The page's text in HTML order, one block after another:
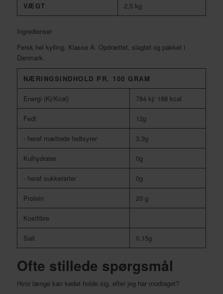
VÆGT 2,5 kg
Ingredienser
Fersk hel kylling. Klasse A. Opdrættet, slagtet og pakket i
Danmark.
NÆRINGSINDHOLD PR. 100 GRAM
Energi (Kj/Kcal) 784 kj/ 188 kcal
Fedt 12g
- heraf mættede fedtsyrer 3,3g
Kulhydrater 0g
- heraf sukkerarter 0g
Protein 20 g
Kostfibre
Salt 0,15g
Ofte stillede spørgsmål
Hvor længe kan kødet holde sig, efter jeg har modtaget?